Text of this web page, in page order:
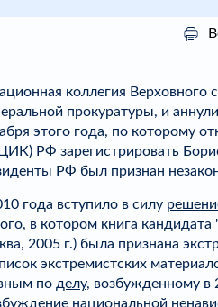
коллегия Верховного
прокуратуры, и
этого года, по которому
РФ зарегистрировать
РФ был признан
года вступило в силу
в котором книга кандидата
2005 г.) была признана
экстремистских
по делу, возбужденному в
национальной